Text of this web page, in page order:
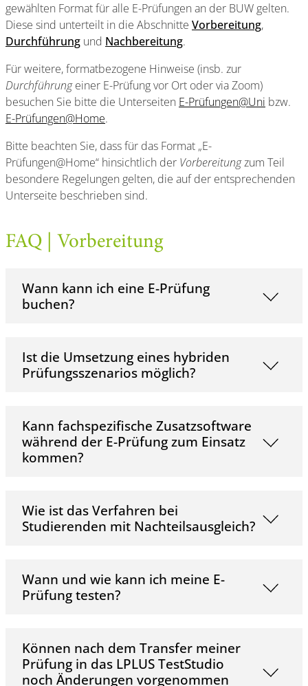
gewählten Format für alle E-Prüfungen an der BUW gelten.
Diese sind unterteilt in die Abschnitte Vorbereitung,
Durchführung und Nachbereitung.
Für weitere, formatbezogene Hinweise (insb. zur
Durchführungeiner E-Prüfung vor Ort oder via Zoom)
besuchen Sie bitte die Unterseiten E-Prüfungen@Uni bzw.
E-Prüfungen@Home.
Bitte beachten Sie, dass für das Format „E-
Prüfungen@Home“ hinsichtlich der Vorbereitungzum Teil
besondere Regelungen gelten, die auf der entsprechenden
Unterseite beschrieben sind.
FAQ | Vorbereitung
Wann kann ich eine E-Prüfung
buchen?
Ist die Umsetzung eines hybriden
Prüfungsszenarios möglich?
Kann fachspezifische Zusatzsoftware
während der E-Prüfung zum Einsatz
kommen?
Wie ist das Verfahren bei
Studierenden mit Nachteilsausgleich?
Wann und wie kann ich meine E-
Prüfung testen?
Können nach dem Transfer meiner
Prüfung in das LPLUS TestStudio
noch Änderungen vorgenommen